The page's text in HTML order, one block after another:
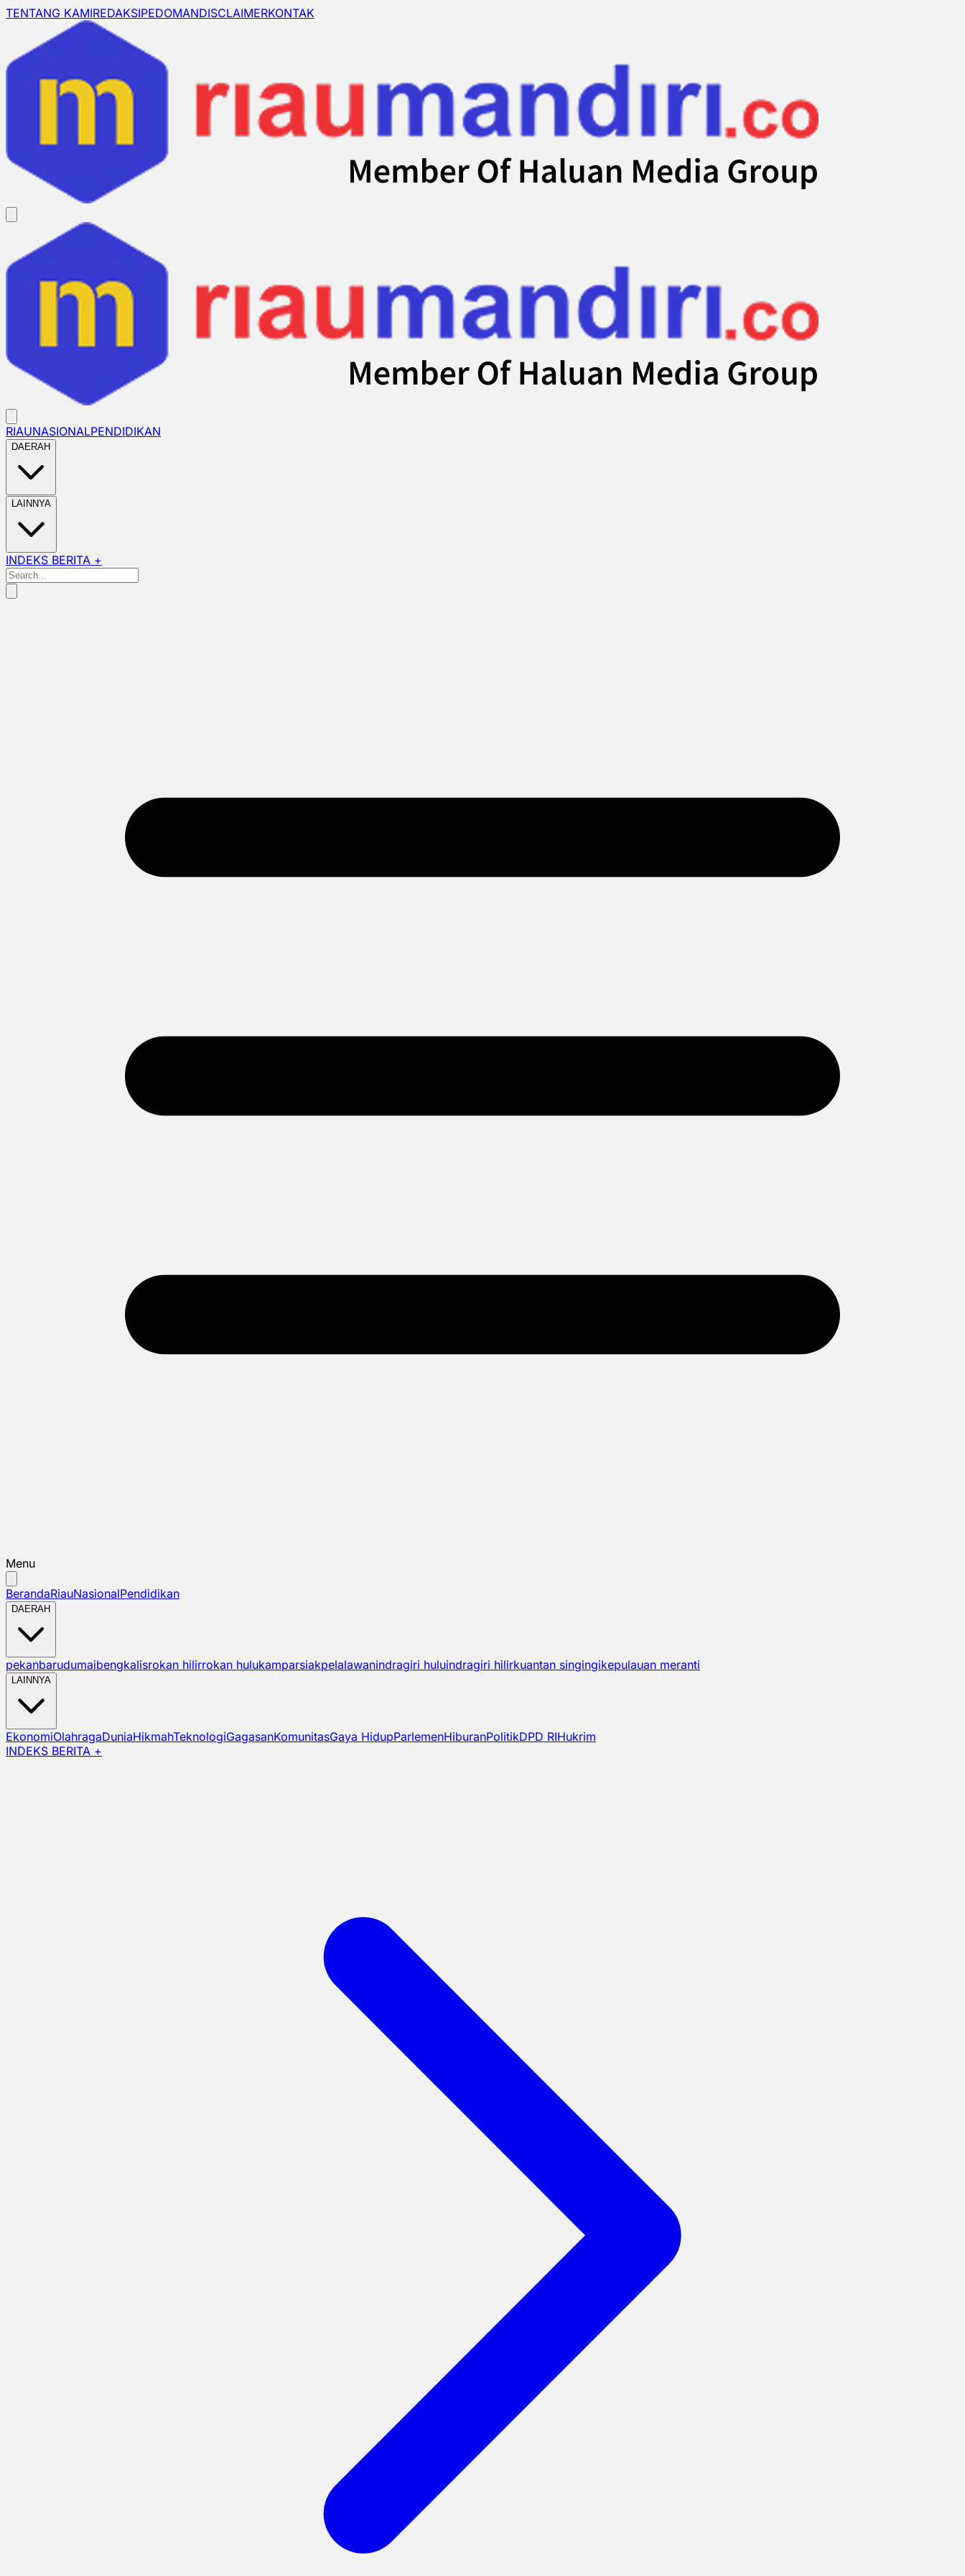
TENTANG KAMIREDAKSIPEDOMANDISCLAIMERKONTAK
RIAUNASIONALPENDIDIKAN
DAERAH
LAINNYA
INDEKS BERITA +
Menu
BerandaRiauNasionalPendidikan
DAERAH
pekanbarudumaibengkalisrokan hilirrokan hulukamparsiakpelalawanindragiri huluindragiri hilirkuantan singingikepulauan meranti
LAINNYA
EkonomiOlahragaDuniaHikmahTeknologiGagasanKomunitasGaya HidupParlemenHiburanPolitikDPD RIHukrim
INDEKS BERITA +